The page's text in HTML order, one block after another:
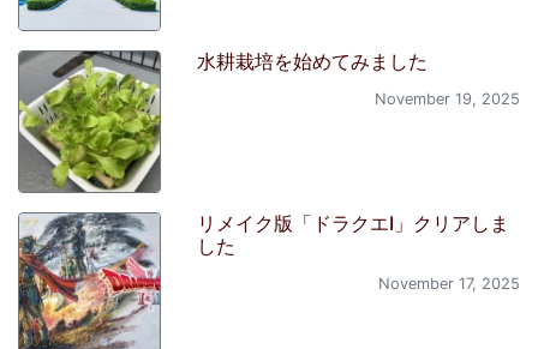
水耕栽培を始めてみました
November 19, 2025
リメイク版「ドラクエI」クリアしま
した
November 17, 2025